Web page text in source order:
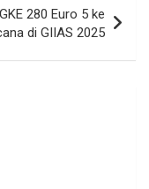
280 Euro 5 ke
di GIIAS 2025